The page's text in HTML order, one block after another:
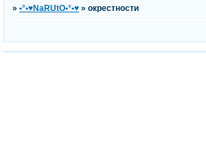
»•°•♥NaRUtO•°•♥ »окрестности